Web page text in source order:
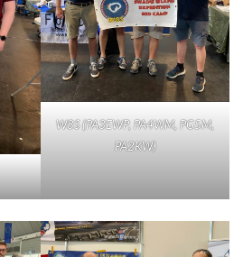
W8S (PA3EWP, PA4WM, PG5M,
PA2KW)